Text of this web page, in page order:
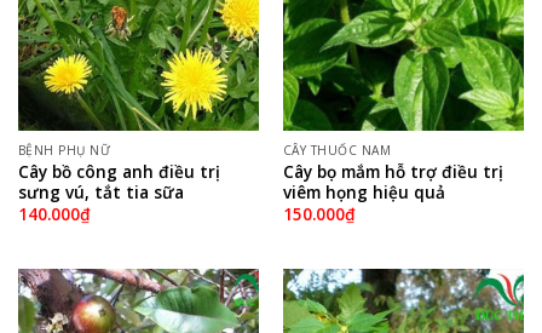
BỆNH PHỤ NỮ
Cây bồ công anh điều trị
sưng vú, tắt tia sữa
140.000₫
CÂY THUỐC NAM
Cây bọ mắm hỗ trợ điều trị
viêm họng hiệu quả
150.000₫